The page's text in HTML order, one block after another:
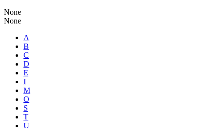
None
None
A
B
C
D
E
I
M
O
S
T
U